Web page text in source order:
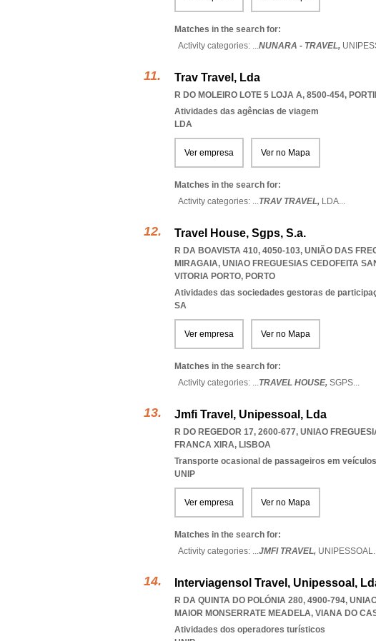
Matches in the search for:
Activity categories: ...NUNARA - TRAVEL,
Trav Travel, Lda
R DO MOLEIRO LOTE 5 LOJA A, 8500-454,
Atividades das agências de viagem
LDA
Ver empresa Ver no Mapa
Matches in the search for:
Activity categories: ...TRAV TRAVEL, LDA...
Travel House, Sgps, S.a.
R DA BOAVISTA 410, 4050-103, UNIÃO DAS
MIRAGAIA, UNIAO FREGUESIAS CEDOFEITA
VITORIA PORTO, PORTO
Atividades das sociedades gestoras de
SA
Ver empresa Ver no Mapa
Matches in the search for:
Activity categories: ...TRAVEL HOUSE, SGPS...
Jmfi Travel, Unipessoal, Lda
R DO REGEDOR 17, 2600-677, UNIAO
FRANCA XIRA, LISBOA
Transporte ocasional de passageiros em
UNIP
Ver empresa Ver no Mapa
Matches in the search for:
Activity categories: ...JMFI TRAVEL, UNIPESSOAL
Interviagensol Travel, Unipessoal,
R DA QUINTA DO POLÓNIA 280, 4900-794,
MAIOR MONSERRATE MEADELA, VIANA DO
Atividades dos operadores turísticos